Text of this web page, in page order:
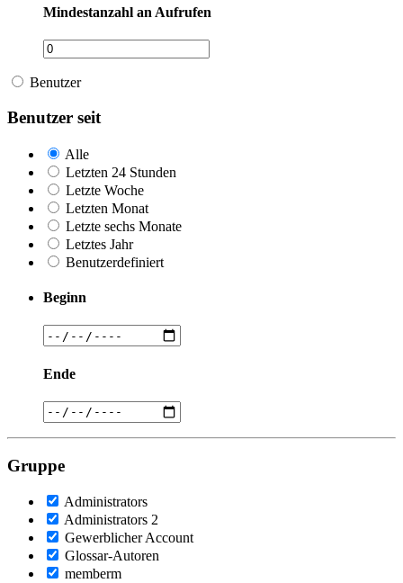
Mindestanzahl an Aufrufen
Benutzer
Benutzer seit
Alle
Letzten 24 Stunden
Letzte Woche
Letzten Monat
Letzte sechs Monate
Letztes Jahr
Benutzerdefiniert
Beginn
Ende
Gruppe
Administrators
Administrators 2
Gewerblicher Account
Glossar-Autoren
memberm